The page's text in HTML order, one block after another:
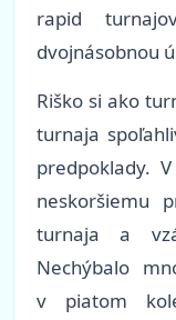
rapid
dvojnásobnou
Riško si ako
turnaja
predpoklady.
neskoršiemu
turnaja a
Nechýbalo
v piatom